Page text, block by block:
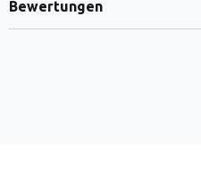
Bewertungen